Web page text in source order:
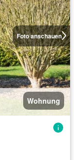
Foto anschauen
Wohnung